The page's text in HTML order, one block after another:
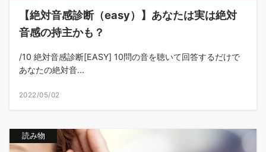
【絶対音感診断（easy）】あなたは実は絶対
音感の持主かも？
/10 絶対音感診断[EASY] 10問の音を聴いて回答するだけで
あなたの絶対音...
2022/05/02
読み物